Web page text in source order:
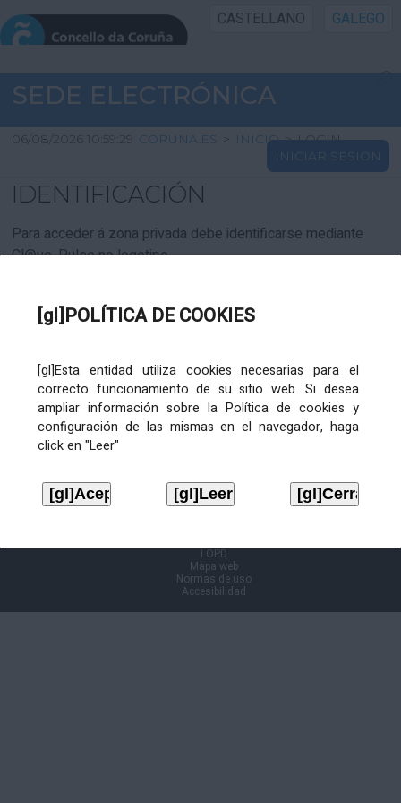
[gl]POLÍTICA DE COOKIES
[gl]Esta entidad utiliza cookies necesarias para el
correcto funcionamiento de su sitio web. Si desea
ampliar información sobre la Política de cookies y
configuración de las mismas en el navegador, haga
click en "Leer"
CASTELLANO GALEGO
INICIO SEDE
INICIO
INFORMACIÓN PÚBLICA
CARTAFOL CIDADÁN
SEDE ELECTRÓNICA
06/08/2026 10:59:29 CORUNA.ES > INICIO > LOGIN
INICIAR SESIÓN
IDENTIFICACIÓN
Para acceder á zona privada debe identificarse mediante
Cl@ve. Pulse no logotipo
LOPD
Mapa web
Normas de uso
Accesibilidad